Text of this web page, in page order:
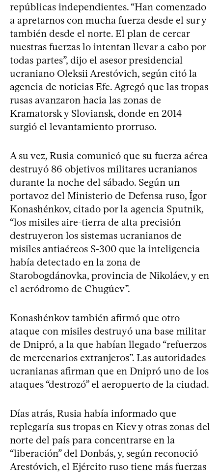
repúblicas independientes. “Han comenzado
a apretarnos con mucha fuerza desde el sur y
también desde el norte. El plan de cercar
nuestras fuerzas lo intentan llevar a cabo por
todas partes”, dijo el asesor presidencial
ucraniano Oleksii Arestóvich, según citó la
agencia de noticias Efe. Agregó que las tropas
rusas avanzaron hacia las zonas de
Kramatorsk y Sloviansk, donde en 2014
surgió el levantamiento prorruso.
A su vez, Rusia comunicó que su fuerza aérea
destruyó 86 objetivos militares ucranianos
durante la noche del sábado. Según un
portavoz del Ministerio de Defensa ruso, Ígor
Konashénkov, citado por la agencia Sputnik,
“los misiles aire-tierra de alta precisión
destruyeron los sistemas ucranianos de
misiles antiaéreos S-300 que la inteligencia
había detectado en la zona de
Starobogdánovka, provincia de Nikoláev, y en
el aeródromo de Chugúev”.
Konashénkov también afirmó que otro
ataque con misiles destruyó una base militar
de Dnipró, a la que habían llegado “refuerzos
de mercenarios extranjeros”. Las autoridades
ucranianas afirman que en Dnipró uno de los
ataques “destrozó” el aeropuerto de la ciudad.
Días atrás, Rusia había informado que
replegaría sus tropas en Kiev y otras zonas del
norte del país para concentrarse en la
“liberación” del Donbás, y, según reconoció
Arestóvich, el Ejército ruso tiene más fuerzas